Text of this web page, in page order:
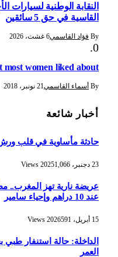
النقابة الوطنية
القاسية في حق 5 سائقين
By فؤاد القاسمي6 غشت، 2026
most women liked about
By أسماء القاسمي21 نونبر، 2018
أخبار شائعة
حادثة مأساوية في قلب ورش
23 دجنبر، 2025 1,066
Views
عريضة نارية تهز المغرب..
عند 10 دراهم وإحياء سامير
15 أبريل، 2026 591
Views
الداخلة: حالة استنفار
العمر